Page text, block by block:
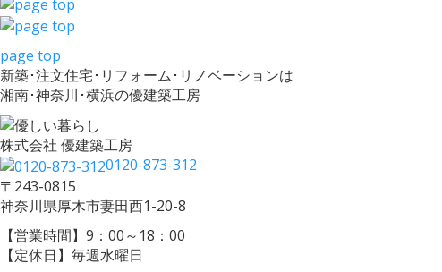
page top
新築･注文住宅･リフォーム･リノベーションは
湘南･神奈川･横浜の優建築工房
株式会社 優建築工房
0120-873-312
〒243-0815
神奈川県厚木市妻田西1-20-8
【営業時間】9：00～18：00
【定休日】毎週水曜日